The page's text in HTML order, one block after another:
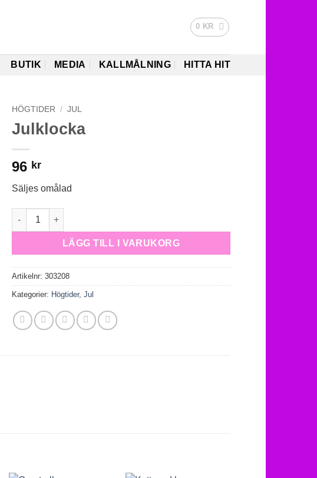
0 KR
BUTIK MEDIA KALLMÅLNING HITTA HIT
HÖGTIDER / JUL
Julklocka
96 kr
Säljes omålad
Julklocka mängd
LÄGG TILL I VARUKORG
Artikelnr:303208
Kategorier: Högtider,Jul